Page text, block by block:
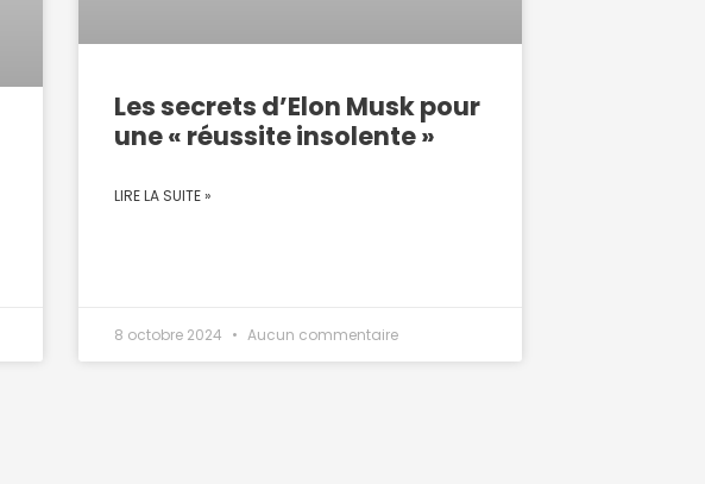
Les secrets d’Elon Musk pour
une « réussite insolente »
LIRE LA SUITE »
8 octobre 2024 Aucun commentaire